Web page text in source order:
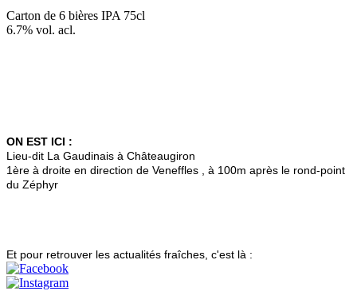
Carton de 6 bières IPA 75cl
6.7% vol. acl.
ON EST ICI :
Lieu-dit La Gaudinais à Châteaugiron
1ère à droite en direction de Veneffles , à 100m après le rond-point
du Zéphyr
Et pour retrouver les actualités fraîches, c'est là :